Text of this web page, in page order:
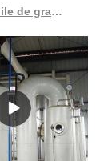
Presse à huile de graines végétales, machine à presser l’huile de sésame